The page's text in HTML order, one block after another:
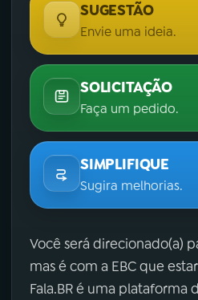
SUGESTÃO
Envie uma ideia.
SOLICITAÇÃO
Faça um pedido.
SIMPLIFIQUE
Sugira melhorias.
Você será direcionado(a)
mas é com a EBC que
Fala.BR é uma plataforma